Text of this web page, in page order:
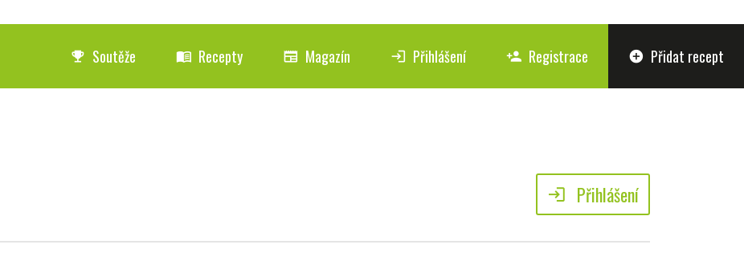
emoji_events Soutěže menu_book Recepty newspaper Magazín login Přihlášení person_add Registrace add_circle Přidat recept
login Přihlášení